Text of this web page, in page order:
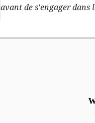
avant de s'engager dans